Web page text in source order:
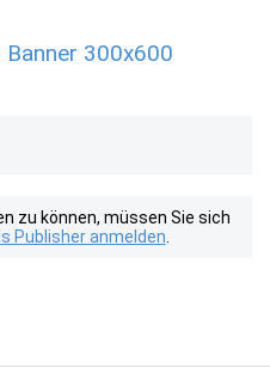
300x600
zu können, müssen Sie sich
Publisher anmelden